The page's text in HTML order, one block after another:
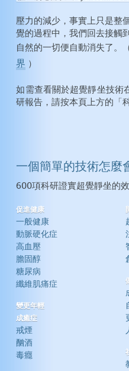
壓力的減少，事實上只是整
覺的過程中，我們回去接觸
自然的一切便自動消失了。
界 ）
如需查看關於超覺靜坐技術
研報告，請按本頁上方的「
一個簡單的技術怎麼
600項科研證實超覺靜坐的
促進健康
一般健康
動脈硬化症
高血壓
膽固醇
糖尿病
纖維肌痛症
變更年輕
成癒症
戒煙
酗酒
毒癮